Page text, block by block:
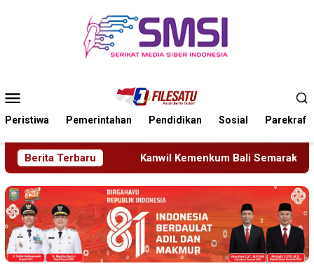
Mobile
Peristiwa Pemerintahan Pendidikan Sosial Parekraf
Berita Terbaru
Kemenkum Bali Semarakkan Hari Pengayoman ke-81